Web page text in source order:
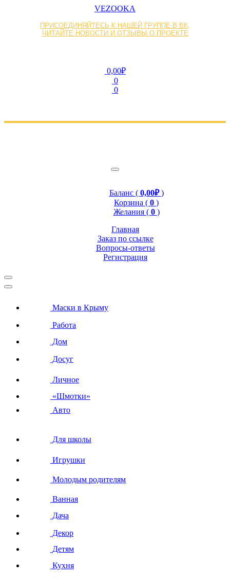
VEZOOKA
ПРИСОЕДИНЯЙТЕСЬ К НАШЕЙ ГРУППЕ В ВК,
ЧИТАЙТЕ НОВОСТИ И ОТЗЫВЫ О ПРОЕКТЕ
0,00₽
0
0
Баланс ( 0,00₽)
Корзина ( 0 )
Желания ( 0 )
Главная
Заказ по ссылке
Вопросы-ответы
Регистрация
Маски в Крыму
Работа
Дом
Досуг
Личное
«Шмотки»
Авто
Для школы
Игрушки
Молодым родителям
Ванная
Дача
Декор
Детям
Кухня